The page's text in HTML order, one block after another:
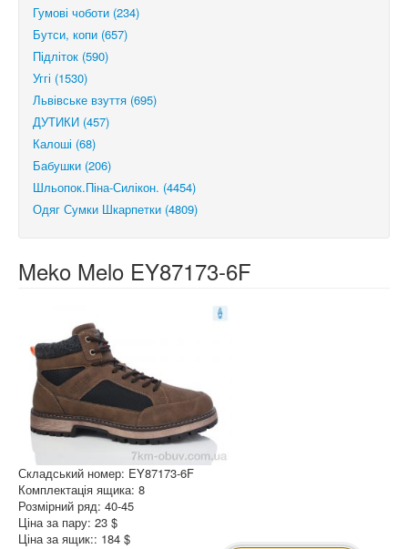
Гумові чоботи (234)
Бутси, копи (657)
Підліток (590)
Уггі (1530)
Львівське взуття (695)
ДУТИКИ (457)
Калоші (68)
Бабушки (206)
Шльопок.Піна-Силікон. (4454)
Одяг Сумки Шкарпетки (4809)
Meko Melo EY87173-6F
Складський номер: EY87173-6F
Комплектація ящика: 8
Розмірний ряд: 40-45
Ціна за пару: 23 $
Ціна за ящик:: 184 $